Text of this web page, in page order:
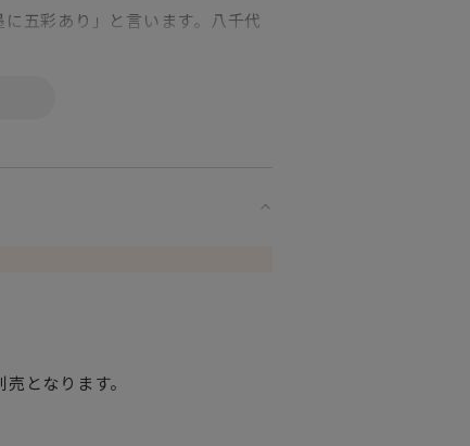
五彩あり」と言います。八千代
なれません。
となります。